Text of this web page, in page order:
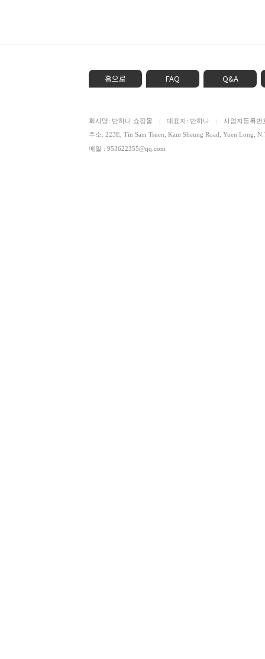
홈으로 FAQ Q&A
회사명: 반하나 쇼핑몰 대표자: 반하나
사업자등록
주소: 223E, Tin Sam Tsuen, Kam Sheung Road, Yuen Long,
메일 : 953622355@qq.com